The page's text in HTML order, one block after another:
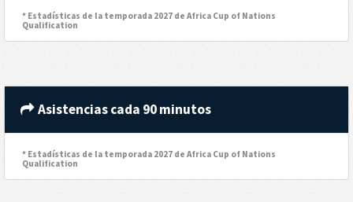
* Estadísticas de la temporada 2027 de Africa Cup of Nations
Qualification
Asistencias cada 90 minutos
* Estadísticas de la temporada 2027 de Africa Cup of Nations
Qualification